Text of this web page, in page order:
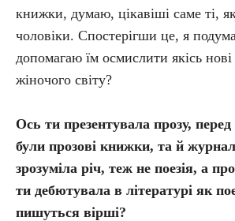
книжки, думаю, цікавіші саме ті,
чоловіки. Спостерігши це, я
допомагаю їм осмислити якісь
жіночого світу?
Ось ти презентувала прозу,
були прозові книжки, та й
зрозуміла річ, теж не поезія, а
ти дебютувала в літературі як
пишуться вірші?